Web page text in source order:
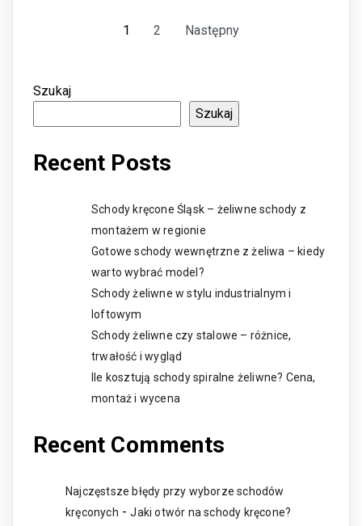
1 2 Następny
Szukaj
Szukaj
Recent Posts
Schody kręcone Śląsk – żeliwne schody z
montażem w regionie
Gotowe schody wewnętrzne z żeliwa – kiedy
warto wybrać model?
Schody żeliwne w stylu industrialnym i
loftowym
Schody żeliwne czy stalowe – różnice,
trwałość i wygląd
Ile kosztują schody spiralne żeliwne? Cena,
montaż i wycena
Recent Comments
Najczęstsze błędy przy wyborze schodów
kręconych -Jaki otwór na schody kręcone?